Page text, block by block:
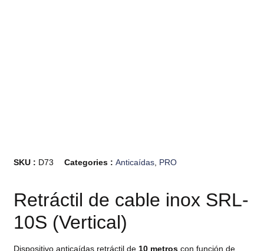
SKU : D73 Categories :Anticaídas PRO
Retráctil de cable inox SRL-
10S (Vertical)
Dispositivo anticaídas retráctil de 10 metros con función de